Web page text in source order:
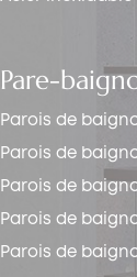
Pare-
Parois de
Parois de
Parois de
Parois de
Parois de